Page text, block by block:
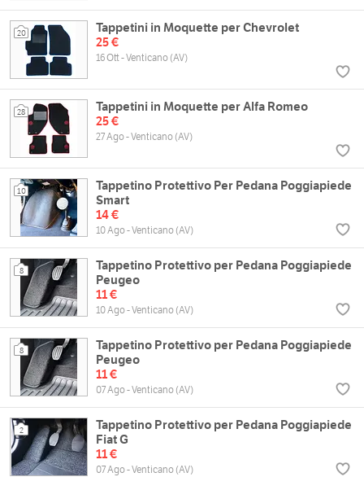
20
Tappetini in Moquette per Chevrolet
25 €
16 Ott - Venticano (AV)
28
Tappetini in Moquette per Alfa Romeo
25 €
27 Ago - Venticano (AV)
10
Tappetino Protettivo Per Pedana Poggiapiede
Smart
14 €
10 Ago - Venticano (AV)
8
Tappetino Protettivo per Pedana Poggiapiede
Peugeo
11 €
10 Ago - Venticano (AV)
8
Tappetino Protettivo per Pedana Poggiapiede
Peugeo
11 €
07 Ago - Venticano (AV)
2
Tappetino Protettivo per Pedana Poggiapiede
Fiat G
11 €
07 Ago - Venticano (AV)